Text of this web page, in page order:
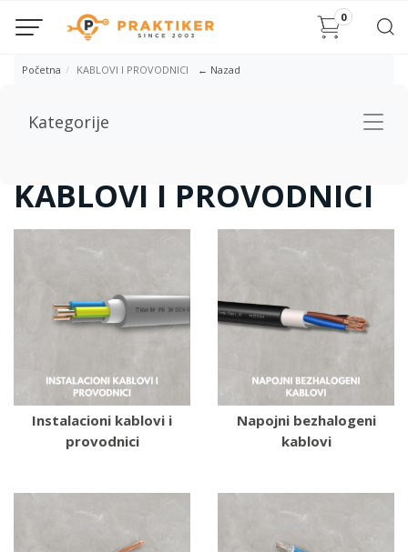
0
Početna KABLOVI I PROVODNICI ← Nazad
Kategorije
KABLOVI I PROVODNICI
Instalacioni kablovi i
provodnici
Napojni bezhalogeni
kablovi